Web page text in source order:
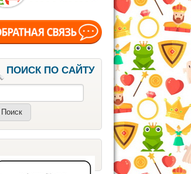
ПОИСК ПО САЙТУ